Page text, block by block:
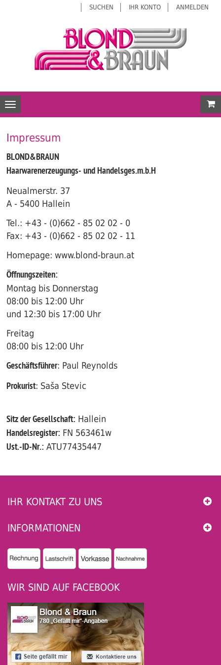
SUCHEN IHR KONTO ANMELDEN
Toggle navigation
Impressum
BLOND&BRAUN
Haarwarenerzeugungs- und Handelsges.m.b.H
Neualmerstr. 37
A - 5400 Hallein
Tel.: +43 - (0)662 - 85 02 02 - 0
Fax: +43 - (0)662 - 85 02 02 - 11
Homepage: www.blond-braun.at
Öffnungszeiten:
Montag bis Donnerstag
08:00 bis 12:00 Uhr
und 12:30 bis 17:00 Uhr
Freitag
08:00 bis 12:00 Uhr
Geschäftsführer: Paul Reynolds
Prokurist: Saša Stevic
Sitz der Gesellschaft: Hallein
Handelsregister: FN 563461w
Ust.-ID-Nr.: ATU77435447
IHR KONTAKT ZU UNS
INFORMATIONEN
WIR SIND AUF FACEBOOK